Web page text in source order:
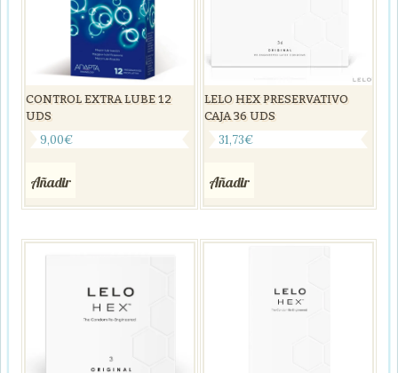
CONTROL EXTRA LUBE 12
UDS
9,00€
Añadir
LELO HEX PRESERVATIVO
CAJA 36 UDS
31,73€
Añadir